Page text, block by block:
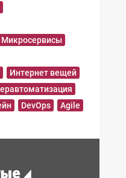
Микросервисы
Интернет вещей
DevOps Agile